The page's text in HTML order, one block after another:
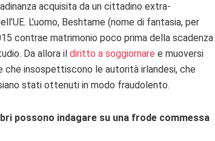
acquisita da un cittadino extra-
L’uomo, Beshtame (nome di fantasia, per
contrae matrimonio poco prima della scadenza
Da allora il diritto a soggiornare e muoversi
che insospettiscono le autorità irlandesi, che
stati ottenuti in modo fraudolento.
possono indagare su una frode commessa